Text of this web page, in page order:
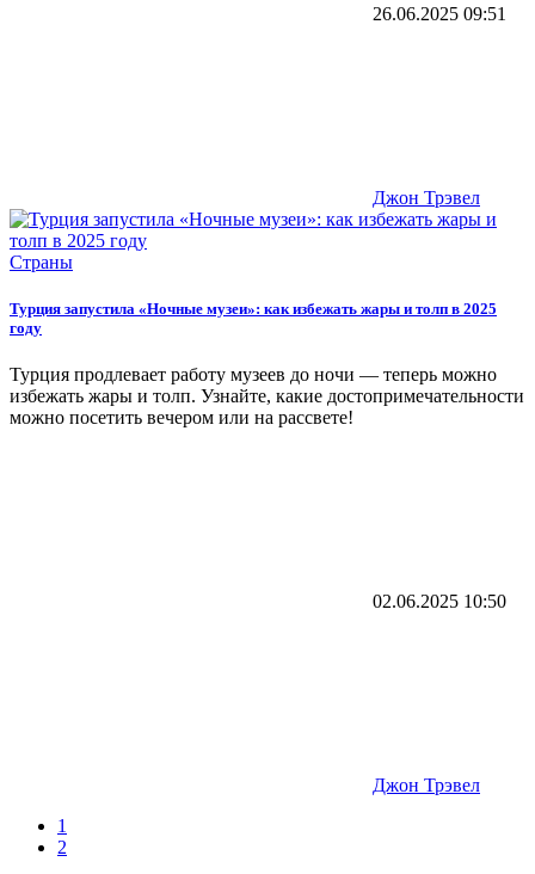
26.06.2025 09:51
Джон Трэвел
Страны
Турция запустила «Ночные музеи»: как избежать жары и толп в 2025
году
Турция продлевает работу музеев до ночи — теперь можно
избежать жары и толп. Узнайте, какие достопримечательности
можно посетить вечером или на рассвете!
02.06.2025 10:50
Джон Трэвел
1
2